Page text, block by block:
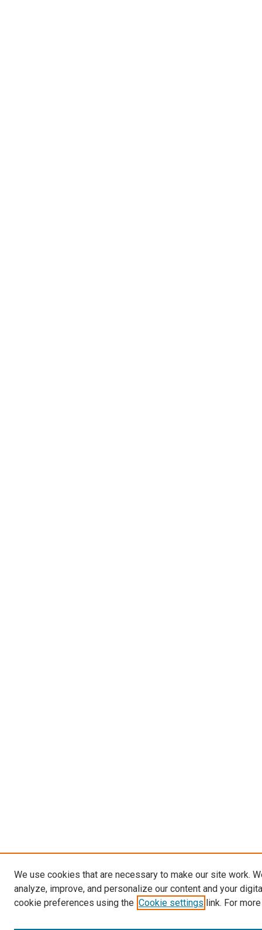
We use cookies that are necessary to make our site work.
analyze, improve, and personalize our content and your
cookie preferences using the Cookie settings link. For